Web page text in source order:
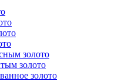
золото
золото
золото